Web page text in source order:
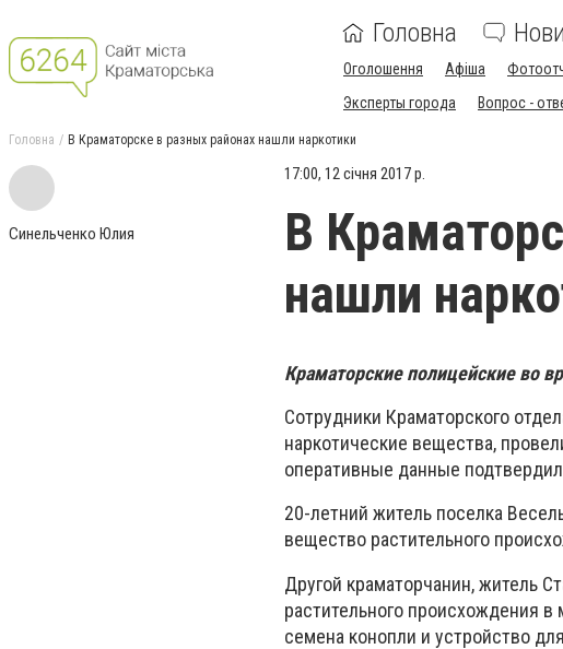
Головна
Оголошення Афіша
Эксперты города
Вопрос -
Головна В Краматорске в разных районах нашли наркотики
Синельченко Юлия
17:00, 12 січня 2017 р.
В
нашли
Краматорские полицейские во
Сотрудники Краматорского
наркотические вещества,
оперативные данные
20-летний житель поселка
вещество растительного
Другой краматорчанин, житель
растительного происхождения
семена конопли и устройство